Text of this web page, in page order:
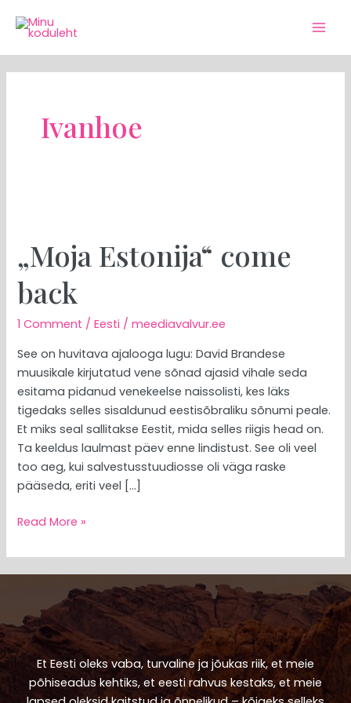
Ivanhoe
„Moja Estonija“ come
back
1 Comment /Eesti /meediavalvur.ee
See on huvitava ajalooga lugu: David Brandese
muusikale kirjutatud vene sõnad ajasid vihale seda
esitama pidanud venekeelse naissolisti, kes läks
tigedaks selles sisaldunud eestisõbraliku sõnumi peale.
Et miks seal sallitakse Eestit, mida selles riigis head on.
Ta keeldus laulmast päev enne lindistust. See oli veel
too aeg, kui salvestusstuudiosse oli väga raske
pääseda, eriti veel […]
come
back
Read More »
Et Eesti oleks vaba, turvaline ja jõukas riik, et meie
põhiseadus kehtiks, et eesti rahvus kestaks, et meie